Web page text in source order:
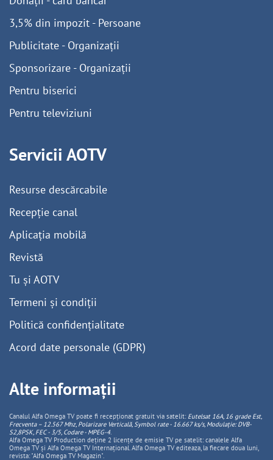
3,5% din impozit - Persoane
Publicitate - Organizații
Sponsorizare - Organizații
Pentru biserici
Pentru televiziuni
Servicii AOTV
Resurse descărcabile
Recepție canal
Aplicația mobilă
Revistă
Tu și AOTV
Termeni și condiții
Politică confidențialitate
Acord date personale (GDPR)
Alte informații
Canalul Alfa Omega TV poate fi recepționat gratuit via satelit: Eutelsat 16A, 16 grade Est,
Frecventa – 12.567 Mhz, PolarizareVerticală, Symbol rate - 16.667 ks/s, Modulație: DVB-
S2,8PSK, FEC - 3/5, Codare - MPEG-4.
Alfa Omega TV Production deține 2 licențe de emisie TV pe satelit: canalele Alfa
Omega TV și Alfa Omega TV Internațional. Alfa Omega TV editeaza, la fiecare doua luni,
revista: "Alfa Omega TV Magazin".